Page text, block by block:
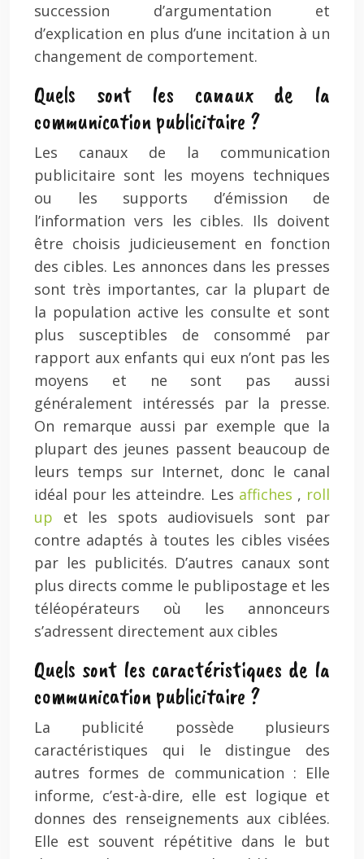
succession d’argumentation et
d’explication en plus d’une incitation à un
changement de comportement.
Quels sont les canaux de la
communication publicitaire ?
Les canaux de la communication
publicitaire sont les moyens techniques
ou les supports d’émission de
l’information vers les cibles. Ils doivent
être choisis judicieusement en fonction
des cibles. Les annonces dans les presses
sont très importantes, car la plupart de
la population active les consulte et sont
plus susceptibles de consommé par
rapport aux enfants qui eux n’ont pas les
moyens et ne sont pas aussi
généralement intéressés par la presse.
On remarque aussi par exemple que la
plupart des jeunes passent beaucoup de
leurs temps sur Internet, donc le canal
idéal pour les atteindre. Les affiches , roll
up et les spots audiovisuels sont par
contre adaptés à toutes les cibles visées
par les publicités. D’autres canaux sont
plus directs comme le publipostage et les
téléopérateurs où les annonceurs
s’adressent directement aux cibles
Quels sont les caractéristiques de la
communication publicitaire ?
La publicité possède plusieurs
caractéristiques qui le distingue des
autres formes de communication : Elle
informe, c’est-à-dire, elle est logique et
donnes des renseignements aux ciblées.
Elle est souvent répétitive dans le but